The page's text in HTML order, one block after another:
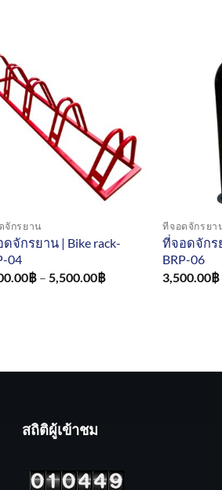
จักรยาน
จักรยาน | Bike rack-
04
฿ – 5,500.00฿Price
ที่จอดจักรยา
ที่จอดจักร
BRP-06
3,500.00฿
สถิติผู้เข้าชม